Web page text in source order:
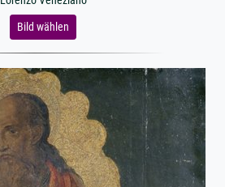
Bild wählen